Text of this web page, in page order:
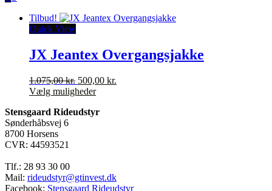
Tilbud!
Quick View
JX Jeantex Overgangsjakke
1.075,00kr. Den
oprindelige
var:
500,00 kr.
Vælg mulighederDette
har
på
varesiden
Stensgaard Rideudstyr
Sønderhåbsvej 6
8700 Horsens
CVR: 44593521
Tlf.: 28 93 30 00
Mail: rideudstyr@gtinvest.dk
Facebook: Stensgaard Rideudstyr